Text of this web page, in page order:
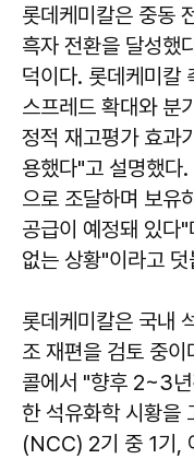
롯데케미칼은 중동
흑자 전환을 달성했
덕이다. 롯데케미칼
스프레드 확대와 분
정적 재고평가 효과
용했다"고 설명했다
으로 조달하며 보유
공급이 예정돼 있다
없는 상황"이라고 덧
롯데케미칼은 국내
조 재편을 검토 중
콜에서 "향후 2~3년
한 석유화학 시황을
(NCC) 2기 중 1기,